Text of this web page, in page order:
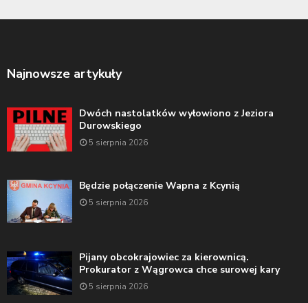
Najnowsze artykuły
Dwóch nastolatków wyłowiono z Jeziora
Durowskiego
5 sierpnia 2026
Będzie połączenie Wapna z Kcynią
5 sierpnia 2026
Pijany obcokrajowiec za kierownicą.
Prokurator z Wągrowca chce surowej kary
5 sierpnia 2026